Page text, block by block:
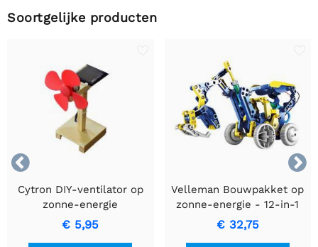
Soortgelijke producten


Cytron DIY-ventilator op
zonne-energie
€ 5,95
Velleman Bouwpakket op
zonne-energie - 12-in-1
€ 32,75